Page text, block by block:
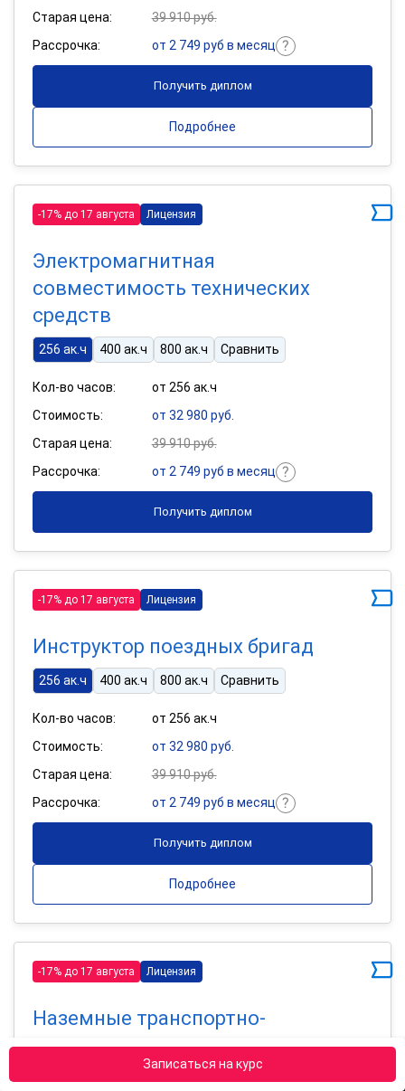
Записаться на курс
Старая цена:
39 910 руб.
Рассрочка:
от 2 749 руб в месяц
Получить диплом
Подробнее
-17% до 17 августа Лицензия
Электромагнитная
совместимость технических
средств
256 ак.ч 400 ак.ч 800 ак.ч Сравнить
Кол-во часов:
от 256 ак.ч
Стоимость:
от 32 980 руб.
Старая цена:
39 910 руб.
Рассрочка:
от 2 749 руб в месяц
Получить диплом
-17% до 17 августа Лицензия
Инструктор поездных бригад
256 ак.ч 400 ак.ч 800 ак.ч Сравнить
Кол-во часов:
от 256 ак.ч
Стоимость:
от 32 980 руб.
Старая цена:
39 910 руб.
Рассрочка:
от 2 749 руб в месяц
Получить диплом
Подробнее
-17% до 17 августа Лицензия
Наземные транспортно-
технологические комплексы
256 ак.ч 400 ак.ч 800 ак.ч Сравнить